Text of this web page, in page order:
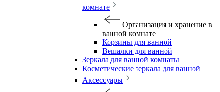
комнате
Организация и хранение в
ванной комнате
Корзины для ванной
Вешалки для ванной
Зеркала для ванной комнаты
Косметические зеркала для ванной
Аксессуары